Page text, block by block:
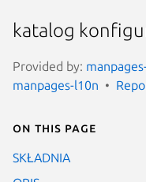
katalog
Provided by:
manpages-l10n
On this page
SKŁADNIA